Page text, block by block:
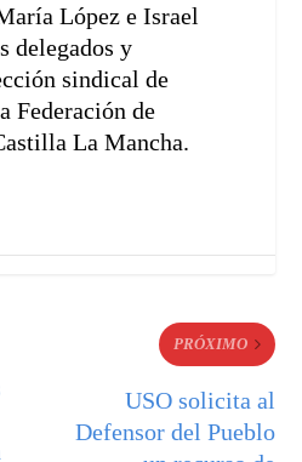
López e Israel
delegados y
sindical de
Federación de
La Mancha.
PRÓXIMO
USO solicita al
Defensor del Pueblo